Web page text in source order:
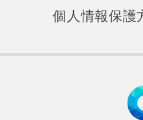
個人情報保護